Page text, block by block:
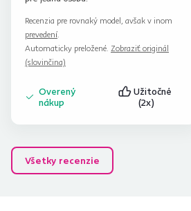
Recenzia pre rovnaký model, avšak v inom
prevedení.
Automaticky preložené. Zobraziť originál
(slovinčina)
Overený
nákup
Užitočné
(2x)
Všetky recenzie